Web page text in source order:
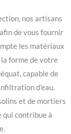
nos artisans
de vous fournir
les matériaux
forme de votre
capable de
d’eau.
et de mortiers
qui contribue à